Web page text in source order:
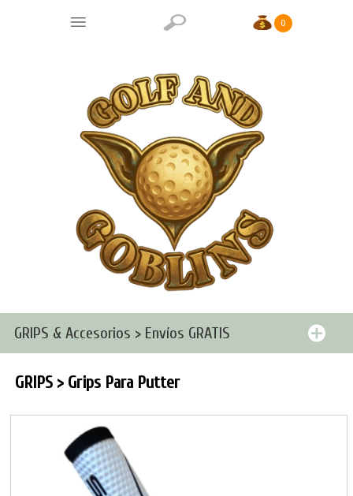
0
GRIPS & Accesorios > Envíos GRATIS
GRIPS > Grips Para Putter